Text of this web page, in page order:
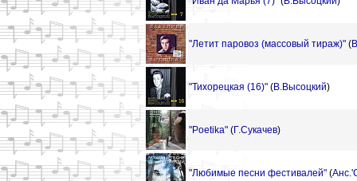
"Летит паровоз (массовый тираж)" (
"Тихорецкая (16)" (В.Высоцкий)
"Poetika" (Г.Сукачев)
"Любимые песни фестивалей" (